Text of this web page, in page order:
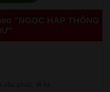
"NGỌC HẠP THÔNG